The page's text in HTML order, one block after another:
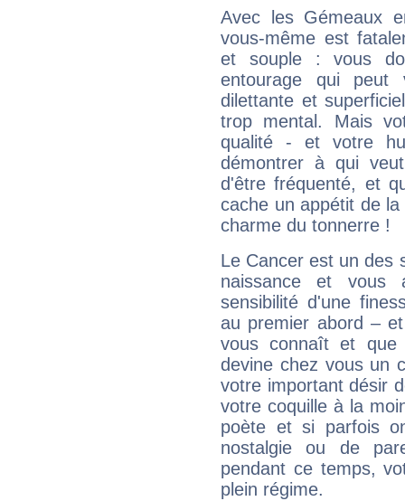
Avec les Gémeaux
vous-même est
et souple : vous
entourage qui
dilettante et
trop mental. Mais
qualité - et votre
démontrer à qui
d'être fréquenté, et
cache un appétit de
charme du tonnerre !
Le Cancer est un des
naissance et vous
sensibilité d'une
au premier abord –
vous connaît et
devine chez vous un
votre important désir
votre coquille à la
poète et si parfois
nostalgie ou de
pendant ce temps,
plein régime.